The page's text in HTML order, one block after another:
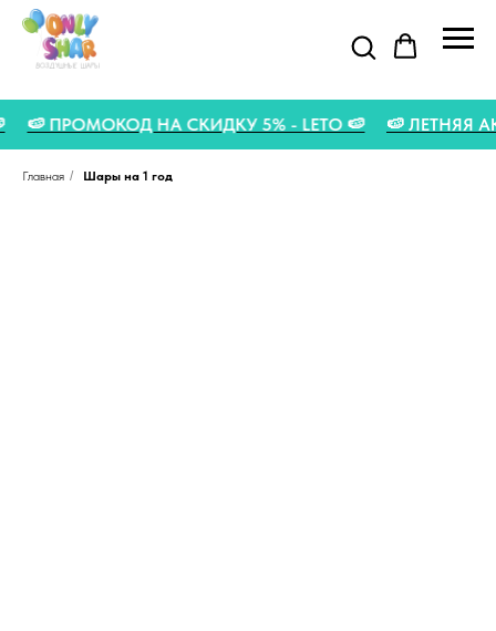
🍉 ПРОМОКОД НА СКИДКУ 5% - LETO 🍉 🍉
Главная / Шары на 1 год